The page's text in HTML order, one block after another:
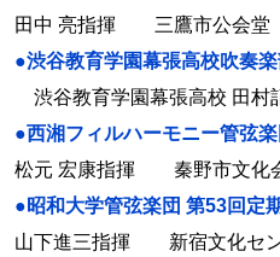
田中 亮指揮 三鷹市公会堂
●渋谷教育学園幕張高校吹奏
渋谷教育学園幕張高校 田村
●西湘フィルハーモニー管弦
松元 宏康指揮 秦野市文化
●昭和大学管弦楽団 第53回定
山下進三指揮 新宿文化セ